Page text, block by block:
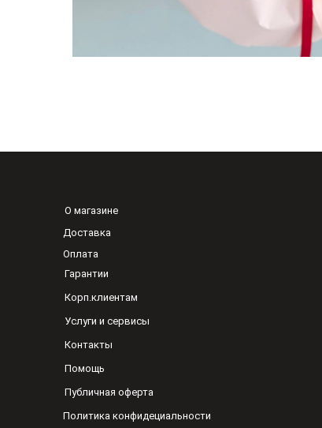
О магазине
Оплата
Доставка
Гарантии
Корп.клиентам
Услуги и сервисы
Контакты
Помощь
Публичная оферта
Политика конфидециальности